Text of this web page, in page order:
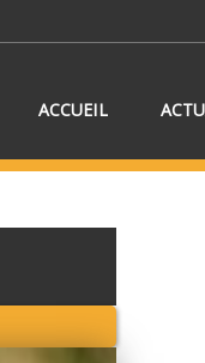
ACCUEIL